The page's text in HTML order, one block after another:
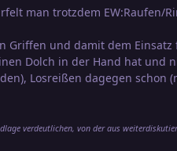
man trotzdem EW:Raufen/
Griffen und damit dem
Dolch in der Hand hat
Losreißen dagegen
verdeutlichen, von der aus